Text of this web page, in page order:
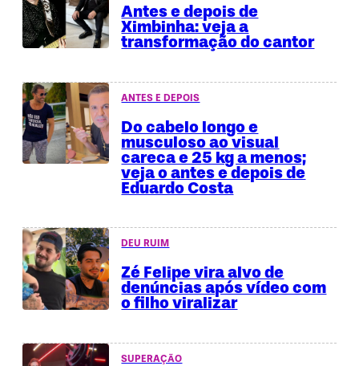
Antes e depois de
Ximbinha: veja a
transformação do cantor
ANTES E DEPOIS
Do cabelo longo e
musculoso ao visual
careca e 25 kg a menos;
veja o antes e depois de
Eduardo Costa
DEU RUIM
Zé Felipe vira alvo de
denúncias após vídeo com
o filho viralizar
SUPERAÇÃO